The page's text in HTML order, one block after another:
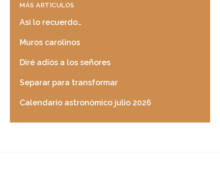
MÁS ARTICULOS
Así lo recuerdo…
Muros carolinos
Diré adiós a los señores
Separar para transformar
Calendario astronómico julio 2026